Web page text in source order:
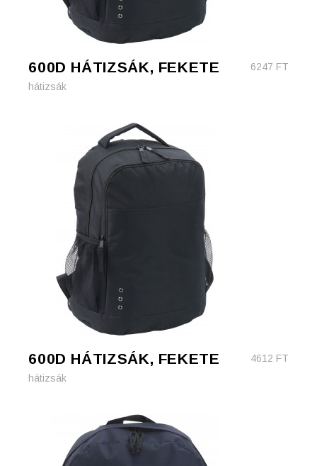
600D HÁTIZSÁK, FEKETE 6247 FT
hátizsák
600D HÁTIZSÁK, FEKETE 4612 FT
hátizsák